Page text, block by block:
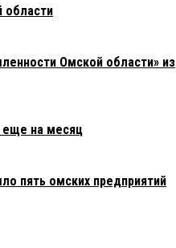
области
Омской области» из
еще на месяц
пять омских предприятий